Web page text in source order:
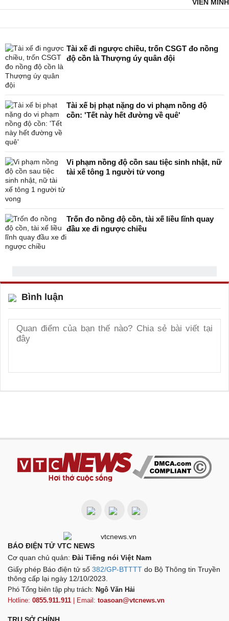
VIÊN MINH
Tài xế đi ngược chiều, trốn CSGT đo nồng
độ cồn là Thượng úy quân đội
Tài xế bị phạt nặng do vi phạm nồng độ
cồn: 'Tết này hết đường về quê'
Vi phạm nồng độ cồn sau tiệc sinh nhật, nữ
tài xế tông 1 người tử vong
Trốn đo nồng độ cồn, tài xế liều lĩnh quay
đầu xe đi ngược chiều
Bình luận
BÁO ĐIỆN TỬ VTC NEWS
Cơ quan chủ quản: Đài Tiếng nói Việt Nam
Giấy phép Báo điện tử số 382/GP-BTTTT do Bộ Thông tin Truyền
thông cấp lại ngày 12/10/2023.
Phó Tổng biên tập phụ trách: Ngô Văn Hải
Hotline: 0855.911.911 | Email: toasoan@vtcnews.vn
TRỤ SỞ CHÍNH